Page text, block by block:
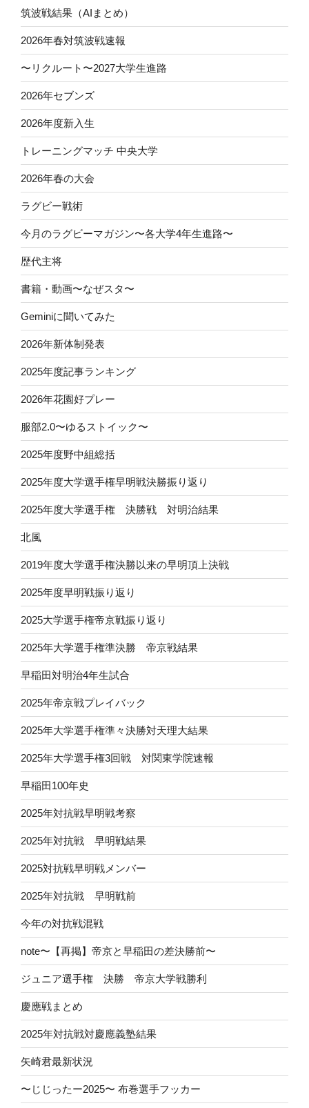
筑波戦結果（AIまとめ）
2026年春対筑波戦速報
〜リクルート〜2027大学生進路
2026年セブンズ
2026年度新入生
トレーニングマッチ 中央大学
2026年春の大会
ラグビー戦術
今月のラグビーマガジン〜各大学4年生進路〜
歴代主将
書籍・動画〜なぜスタ〜
Geminiに聞いてみた
2026年新体制発表
2025年度記事ランキング
2026年花園好プレー
服部2.0〜ゆるストイック〜
2025年度野中組総括
2025年度大学選手権早明戦決勝振り返り
2025年度大学選手権 決勝戦 対明治結果
北風
2019年度大学選手権決勝以来の早明頂上決戦
2025年度早明戦振り返り
2025大学選手権帝京戦振り返り
2025年大学選手権準決勝 帝京戦結果
早稲田対明治4年生試合
2025年帝京戦プレイバック
2025年大学選手権準々決勝対天理大結果
2025年大学選手権3回戦 対関東学院速報
早稲田100年史
2025年対抗戦早明戦考察
2025年対抗戦 早明戦結果
2025対抗戦早明戦メンバー
2025年対抗戦 早明戦前
今年の対抗戦混戦
note〜【再掲】帝京と早稲田の差決勝前〜
ジュニア選手権 決勝 帝京大学戦勝利
慶應戦まとめ
2025年対抗戦対慶應義塾結果
矢崎君最新状況
〜じじったー2025〜 布巻選手フッカー